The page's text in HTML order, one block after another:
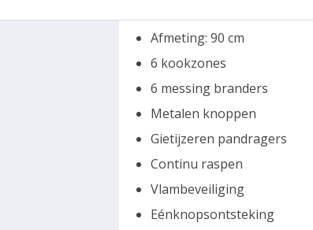
Afmeting: 90 cm
6 kookzones
6 messing branders
Metalen knoppen
Gietijzeren pandragers
Continu raspen
Vlambeveiliging
Eénknopsontsteking